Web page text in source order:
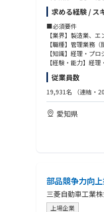
するために必須とな
参考：https://
【業務の詳細】
・製品系列の予算作
・製品系列の実績管
・本社部門からの依
【求める人物像】
・製造業における
・幅広い産業におけ
・コミュニケーショ
求める経験 / ス
■必須要件
【業界】製造業、
【職種】管理業務（
【知識】経理・プ
【経験・能力】経
【経験年数】MIN3年
【ポジション（リー
【経験年数】MIN5年
【ポジション（リー
従業員数
19,931名 （連結・
愛知県
部品競争力向
三菱自動車工業
上場企業